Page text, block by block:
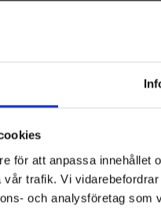
för att anpassa innehållet
trafik. Vi
och analysföretag
andere sie ausprobieren,